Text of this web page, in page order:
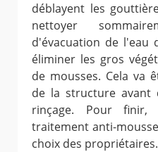
déblayent les
nettoyer
d'évacuation de l'eau
éliminer les gros
de mousses. Cela va
de la structure avant
rinçage. Pour
traitement anti-
choix des propriétaires.